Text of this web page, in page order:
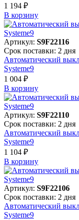
1 194 ₽
В корзинy
Артикул: S9F22116
Срок поставки: 2 дня
Автоматический
Systeme9
1 004 ₽
В корзинy
Артикул: S9F22110
Срок поставки: 2 дня
Автоматический
Systeme9
1 104 ₽
В корзинy
Артикул: S9F22106
Срок поставки: 2 дня
Автоматический
Systeme9